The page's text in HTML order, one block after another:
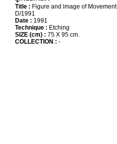
Title : Figure and lmage of Movement
D/1991
Date : 1991
Technique : Etching
SIZE (cm) : 75 X 95 cm.
COLLECTION : -